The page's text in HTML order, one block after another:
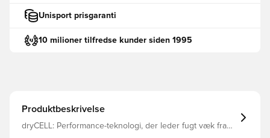
Unisport prisgaranti
10 milioner tilfredse kunder siden 1995
Produktbeskrivelse
dryCELL: Performance-teknologi, der leder fugt væk fra